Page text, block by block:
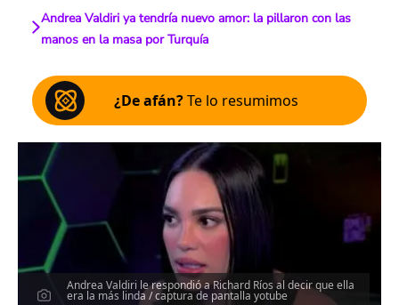
Andrea Valdiri ya tendría nuevo amor: la pillaron con las
manos en la masa por Turquía
¿De afán?Te lo resumimos
Andrea Valdiri le respondió a Richard Ríos al decir que ella
era la más linda / captura de pantalla yotube